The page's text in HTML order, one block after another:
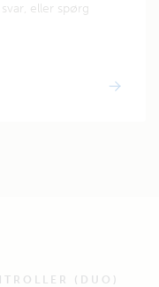
eller spørg
(DUO)